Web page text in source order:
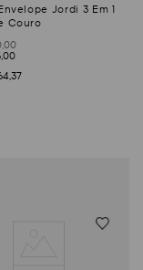
Jordi 3 Em 1
Couro
00
00
37